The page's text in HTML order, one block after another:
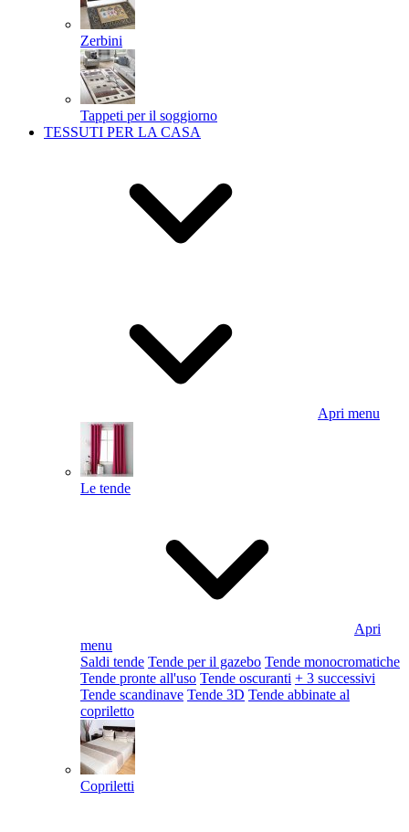
Zerbini
Tappeti per il soggiorno
TESSUTI PER LA CASA
Apri menu
Le tende
Apri
menu
Saldi tende Tende per il gazebo Tende monocromatiche
Tende pronte all'uso Tende oscuranti + 3 successivi
Tende scandinave Tende 3D Tende abbinate al
copriletto
Copriletti